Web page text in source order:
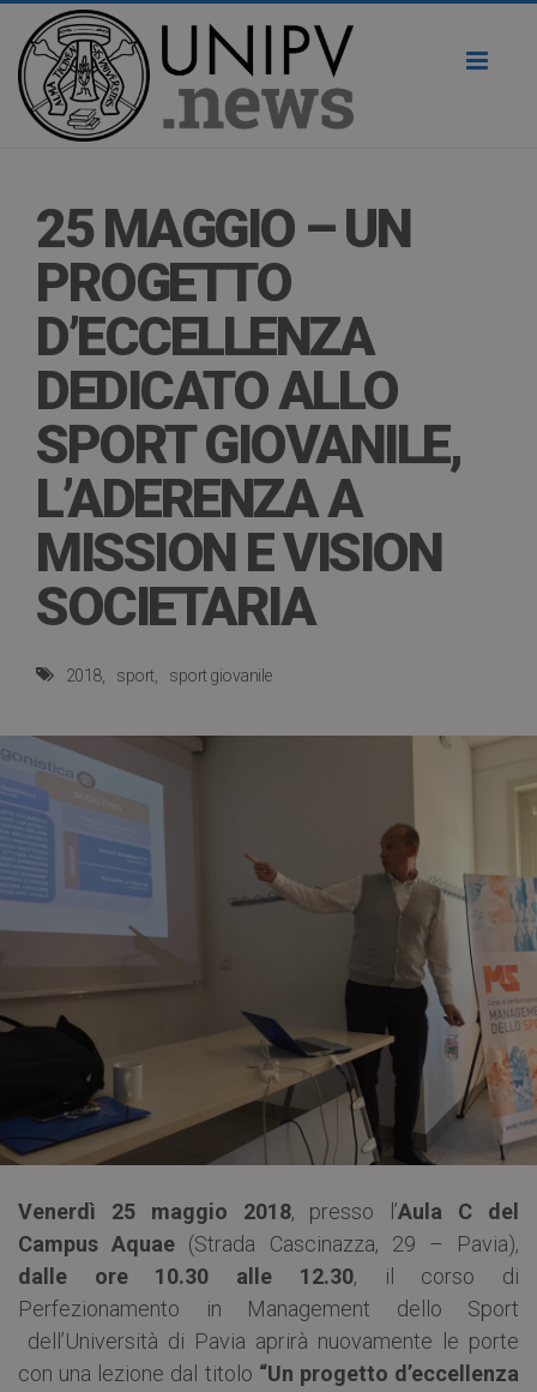
25 MAGGIO – UN
PROGETTO
D’ECCELLENZA
DEDICATO ALLO
SPORT GIOVANILE,
L’ADERENZA A
MISSION E VISION
SOCIETARIA
2018 sport sport giovanile
Venerdì 25 maggio 2018, presso l’Aula C del
Campus Aquae (Strada Cascinazza, 29 – Pavia),
dalle ore 10.30 alle 12.30, il corso di
Perfezionamento in Management dello Sport
dell’Università di Pavia aprirà nuovamente le porte
con una lezione dal titolo “Un progetto d’eccellenza